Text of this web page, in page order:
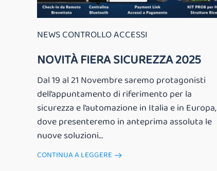
NEWS CONTROLLO ACCESSI
NOVITÀ FIERA SICUREZZA 2025
Dal 19 al 21 Novembre saremo protagonisti
dell’appuntamento di riferimento per la
sicurezza e l’automazione in Italia e in Europa,
dove presenteremo in anteprima assoluta le
nuove soluzioni...
CONTINUA A LEGGERE